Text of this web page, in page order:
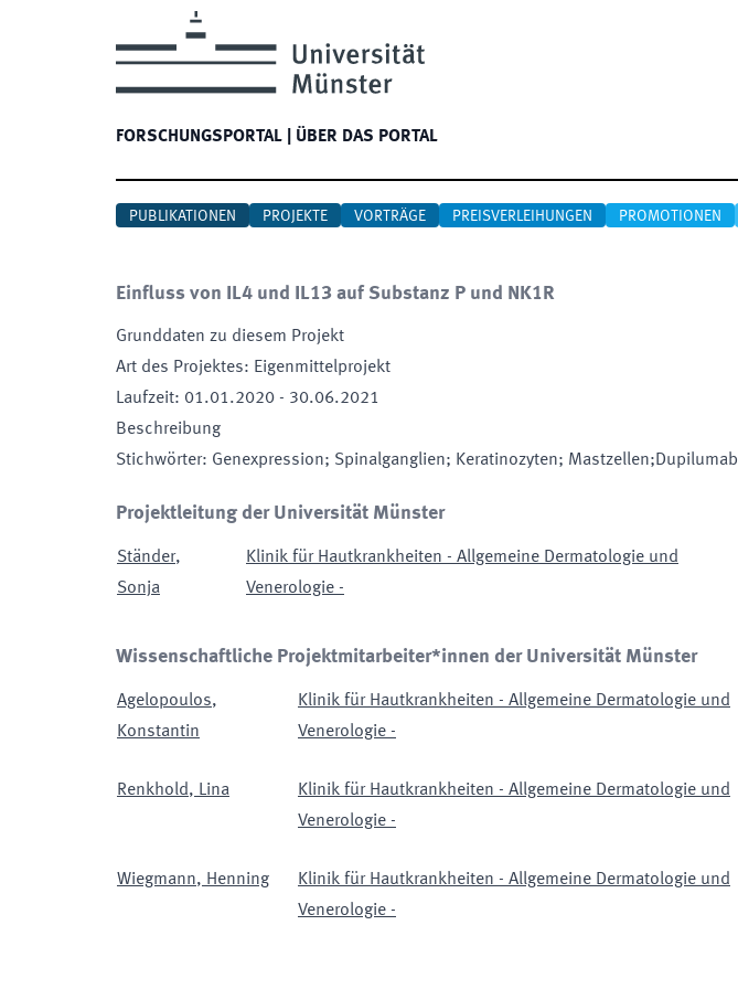
FORSCHUNGSPORTAL ÜBER DAS PORTAL
PUBLIKATIONEN PROJEKTE VORTRÄGE PREISVERLEIHUNGEN PROMOTIONEN
Einfluss von IL4 und IL13 auf Substanz P und NK1R
Grunddaten zu diesem Projekt
Art des Projektes: Eigenmittelprojekt
Laufzeit: 01.01.2020 - 30.06.2021
Beschreibung
Stichwörter: Genexpression; Spinalganglien; Keratinozyten; Mastzellen;Dupilumab
Projektleitung der Universität Münster
Ständer,
Sonja
Klinik für Hautkrankheiten - Allgemeine Dermatologie und
Venerologie -
Wissenschaftliche Projektmitarbeiter*innen der Universität Münster
Agelopoulos,
Konstantin
Klinik für Hautkrankheiten - Allgemeine Dermatologie und
Venerologie -
Renkhold, Lina
Klinik für Hautkrankheiten - Allgemeine Dermatologie und
Venerologie -
Wiegmann, Henning
Klinik für Hautkrankheiten - Allgemeine Dermatologie und
Venerologie -